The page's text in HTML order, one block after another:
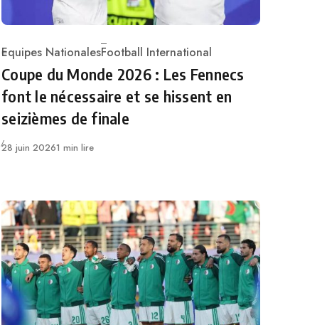
Category
Equipes NationalesFootball International
Coupe du Monde 2026 : Les Fennecs
font le nécessaire et se hissent en
seizièmes de finale
Publié
28 juin 20261 min lire